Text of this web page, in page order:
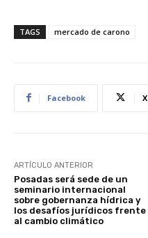
TAGS mercado de carono
Facebook X
ARTÍCULO ANTERIOR
Posadas será sede de un
seminario internacional
sobre gobernanza hídrica y
los desafíos jurídicos frente
al cambio climático